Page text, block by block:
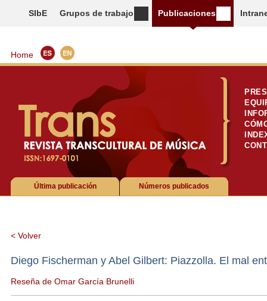
SIbE Grupos de trabajo Publicaciones
Home
Números publicados
Última publicación
< Volver
Diego Fischerman y Abel Gilbert: Piazzolla. El mal
Reseña de Omar García Brunelli